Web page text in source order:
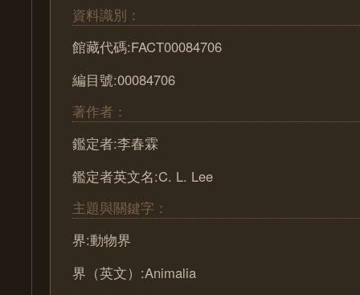
資料識別：
館藏代碼:FACT00084706
編目號:00084706
著作者：
鑑定者:李春霖
鑑定者英文名:C. L. Lee
主題與關鍵字：
界:動物界
界（英文）:Animalia